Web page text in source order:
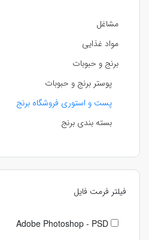
مشاغل
مواد غذایی
برنج و حبوبات
پوستر برنج و حبوبات
پست و استوری فروشگاه برنج
بسته بندی برنج
فیلتر فرمت فایل
Adobe Photoshop - PSD